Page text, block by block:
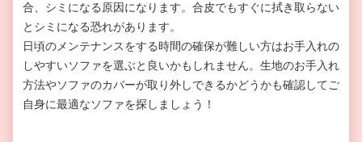
合、シミになる原因になります。合皮でもすぐに拭き取らない
とシミになる恐れがあります。
日頃のメンテナンスをする時間の確保が難しい方はお手入れの
しやすいソファを選ぶと良いかもしれません。生地のお手入れ
方法やソファのカバーが取り外しできるかどうかも確認してご
自身に最適なソファを探しましょう！